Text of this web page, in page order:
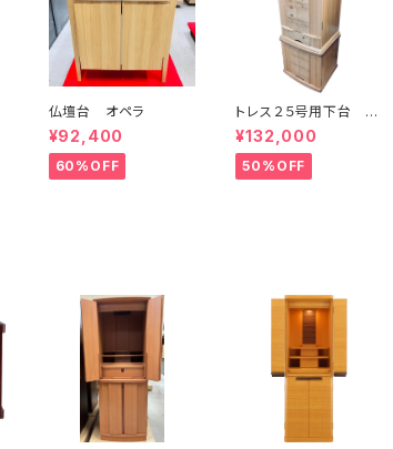
仏壇台 オペラ
¥92,400
60%OFF
トレス２５号用下台 真
桜
¥132,000
50%OFF